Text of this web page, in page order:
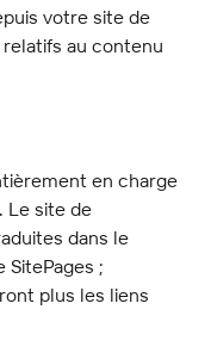
votre site de
au contenu
en charge
Le site de
dans le
SitePages ;
plus les liens